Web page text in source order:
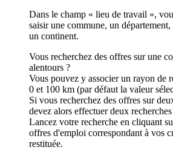
Dans le champ « lieu de travail »,
saisir une commune, un
un continent.
Vous recherchez des offres sur une
alentours ?
Vous pouvez y associer un rayon de
0 et 100 km (par défaut la valeur
Si vous recherchez des offres sur
devez alors effectuer deux recherches
Lancez votre recherche en cliquant
offres d'emploi correspondant à vos
restituée.